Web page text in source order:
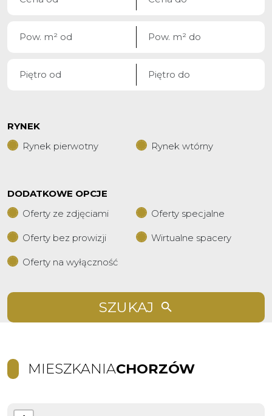
RYNEK
Rynek pierwotny
Rynek wtórny
DODATKOWE OPCJE
Oferty ze zdjęciami
Oferty specjalne
Oferty bez prowizji Wirtualne spacery
Oferty na wyłączność
SZUKAJ
MIESZKANIACHORZÓW